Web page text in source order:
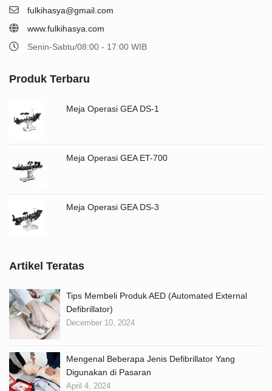
fulkihasya@gmail.com
www.fulkihasya.com
Senin-Sabtu/08:00 - 17:00 WIB
Produk Terbaru
Meja Operasi GEA DS-1
Meja Operasi GEA ET-700
Meja Operasi GEA DS-3
Artikel Teratas
Tips Membeli Produk AED (Automated External
Defibrillator)
December 10, 2024
Mengenal Beberapa Jenis Defibrillator Yang
Digunakan di Pasaran
April 4, 2024